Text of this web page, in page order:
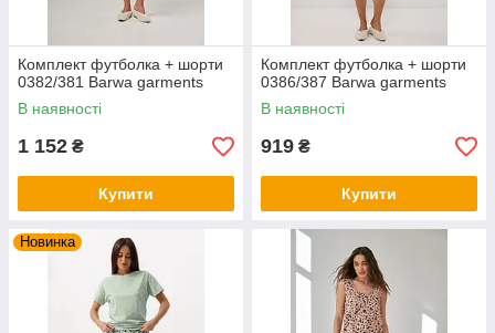
Комплект футболка + шорти
0382/381 Barwa garments
В наявності
1 152 ₴
Купити
Комплект футболка + шорти
0386/387 Barwa garments
В наявності
919 ₴
Купити
Новинка